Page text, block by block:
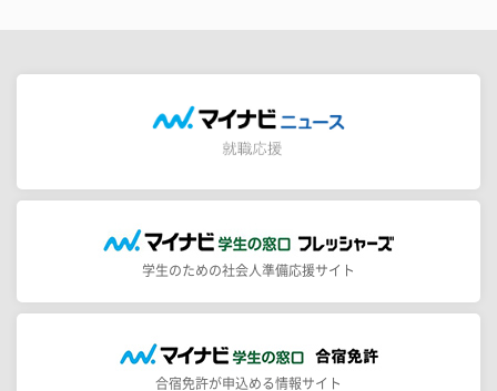
学生のための社会人準備応援サイト
合宿免許が申込める情報サイト